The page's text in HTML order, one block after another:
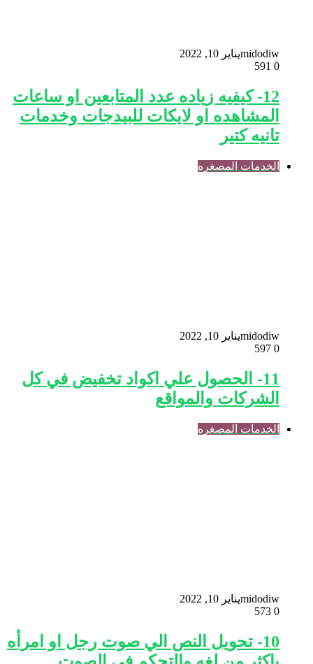
midodiwيناير 10, 2022
0
12- كيفيه زياده عدد المتابعين او ساعات
المشاهده او لايكات للبيدجات وخدمات
تانيه كتير
الخدمات المصغره
midodiwيناير 10, 2022
0
11- الحصول علي اكواد تخفيض في كل
الشركات والمواقع
الخدمات المصغره
midodiwيناير 10, 2022
0
10- تحويل النص الي صوت رجل او امرأه